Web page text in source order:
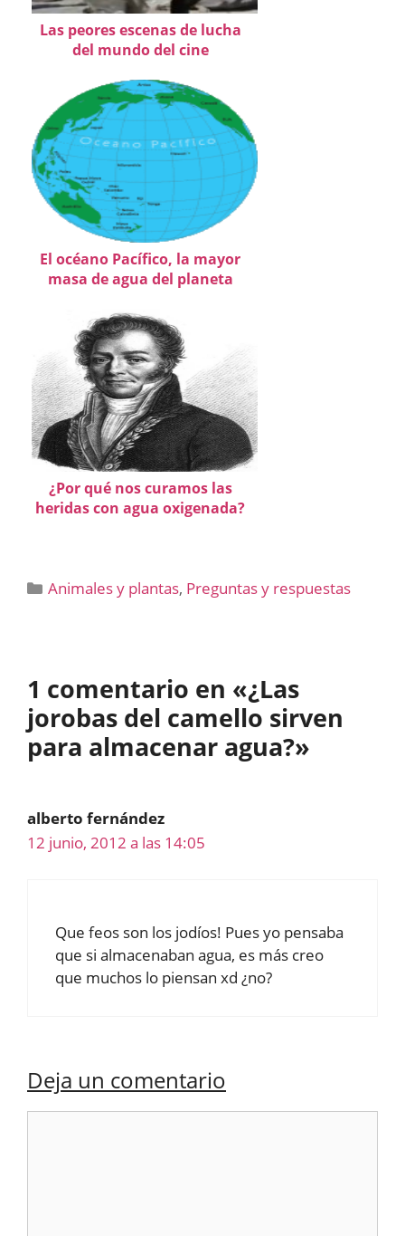
Las peores escenas de lucha
del mundo del cine
El océano Pacífico, la mayor
masa de agua del planeta
¿Por qué nos curamos las
heridas con agua oxigenada?
Categorías
Animales y plantas, Preguntas y respuestas
1 comentario en «¿Las
jorobas del camello sirven
para almacenar agua?»
alberto fernández
12 junio, 2012 a las 14:05
Que feos son los jodíos! Pues yo pensaba
que si almacenaban agua, es más creo
que muchos lo piensan xd ¿no?
Deja un comentario